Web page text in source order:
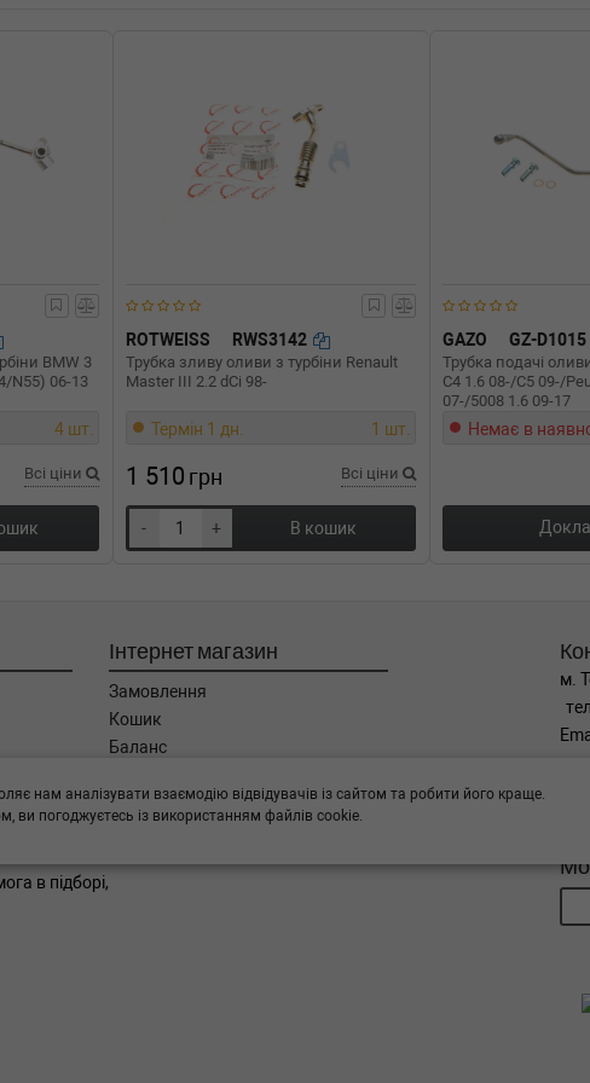
Дизель, Об'єм: 80cc,
Дизель, Об'єм: 80cc,
Дизель, Об'єм: 80cc,
Дизель, Об'єм: 80cc,
Дизель, Об'єм: 74cc,
03-01) (Тип: Дизель, Об'єм:
Дизель, Об'єм: 80cc,
Дизель, Об'єм: 74cc,
Дизель, Об'єм: 80cc,
BMW 3
N55) 06-13
4 шт.
Всі ціни
ROTWEISS RWS3142
Трубка зливу оливи з турбіни Renault
Master III 2.2 dCi 98-
Термін 1 дн. 1 шт.
1 510 грн Всі ціни
- + В кошик
GAZO GZ-D1015
Трубка подачі
C4 1.6 08-/C5 09-/
07-/5008 1.6 09-17
Немає в
Інтернет магазин
Замовлення
Кошик
Баланс
Бренди
в підборі,
м.
нам аналізувати взаємодію відвідувачів із сайтом та робити його краще.
ви погоджуєтесь із використанням файлів cookie.